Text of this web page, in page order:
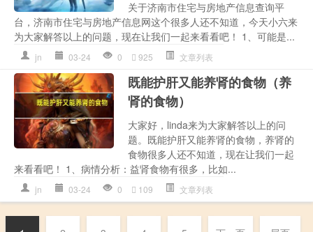
关于济南市住宅与房地产信息查询平
台，济南市住宅与房地产信息网这个很多人还不知道，今天小六来
为大家解答以上的问题，现在让我们一起来看看吧！ 1、可能是...
jn 03-24 0 925 文章列表
既能护肝又能养肾的食物（养
肾的食物）
大家好，linda来为大家解答以上的问
题。既能护肝又能养肾的食物，养肾的
食物很多人还不知道，现在让我们一起
来看看吧！ 1、病情分析：益肾食物有很多，比如...
jn 03-24 0 109 文章列表